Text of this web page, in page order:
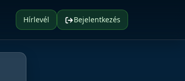
Hírlevél Bejelentkezés